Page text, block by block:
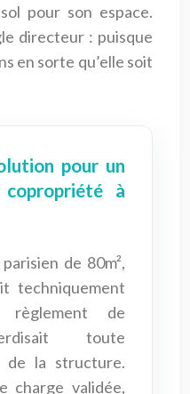
pour son espace.
directeur : puisque
en sorte qu’elle soit
pour un
à
de 80m²,
techniquement
de
toute
de la structure.
charge validée,